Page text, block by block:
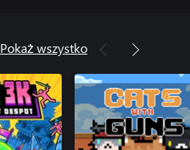
Pokaż wszystko